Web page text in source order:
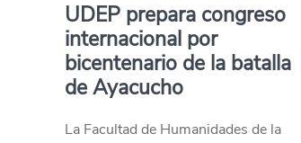
UDEP prepara congreso
internacional por
bicentenario de la batalla
de Ayacucho
La Facultad de Humanidades de la